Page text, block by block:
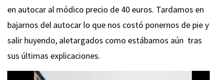
en autocar al módico precio de 40 euros. Tardamos en
bajarnos del autocar lo que nos costó ponernos de pie y
salir huyendo, aletargados como estábamos aún tras
sus últimas explicaciones.